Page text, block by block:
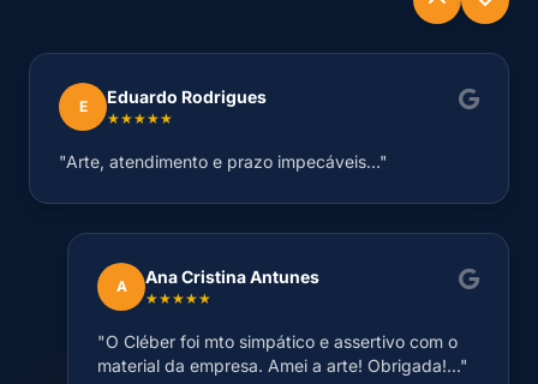
E Eduardo Rodrigues
★★★★★
"Arte, atendimento e prazo impecáveis..."
A Ana Cristina Antunes
★★★★★
"O Cléber foi mto simpático e assertivo com o
material da empresa. Amei a arte! Obrigada!..."